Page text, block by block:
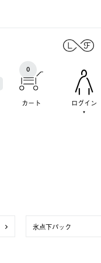
カート
0
ログイン
氷点下パック